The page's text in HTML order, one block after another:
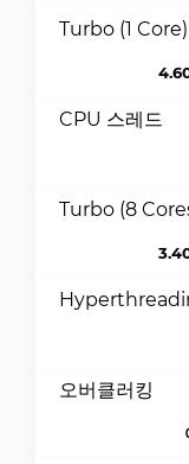
Turbo (1 Core)
CPU 스레드
Turbo (8
오버클러킹